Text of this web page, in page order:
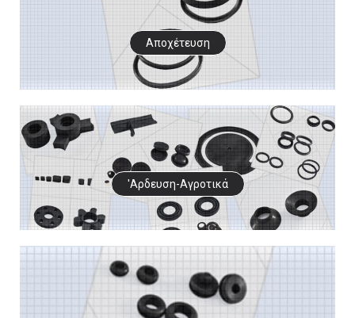
Αποχέτευση
'Αρδευση-Αγροτικά